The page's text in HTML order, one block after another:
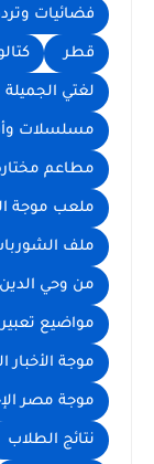
فضائيات
قطر
لغتي الجميلة
مسلسلات
مطاعم
ملعب موجة
ملف
من وحي الدين
مواضيع تعبير
موجة الأخبار
موجة مصر
نتائج الطلاب